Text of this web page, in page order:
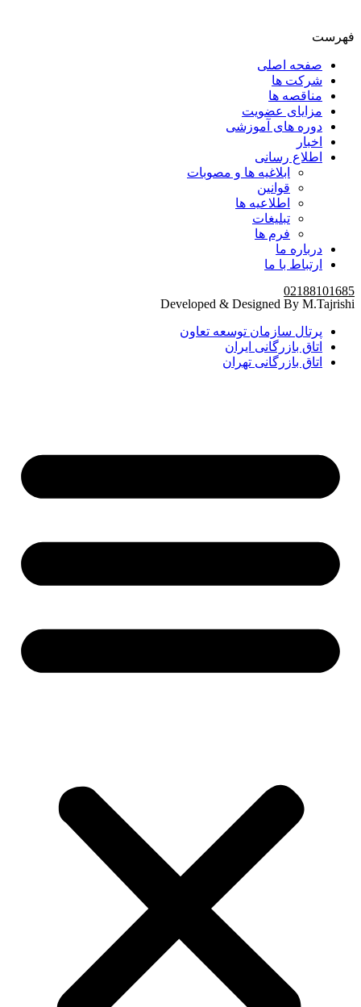
فهرست
صفحه اصلی
شرکت ها
مناقصه ها
مزایای عضویت
دوره های آموزشی
اخبار
اطلاع رسانی
ابلاغیه ها و مصوبات
قوانین
اطلاعیه ها
تبلیغات
فرم ها
درباره ما
ارتباط با ما
02188101685
Developed & Designed By M.Tajrishi
پرتال سازمان توسعه تعاون
اتاق بازرگانی ایران
اتاق بازرگانی تهران